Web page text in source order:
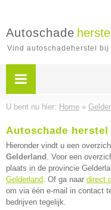
Autoschade
Vind autoschadeherstel
U bent nu hier: Home »
Autoschade
Hieronder vindt u een
Gelderland . Voor een
plaats in de provincie
Gelderland. Of ga naar direct
om via één e-mail in contact
bedrijven tegelijk.